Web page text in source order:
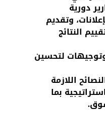
دورية
وتقديم
النتائج
لتحسين
اللازمة
بما